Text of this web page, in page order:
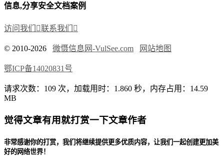
信息,分享安全文档案例
访问我们 联系我们 
© 2010-2026 微慑信息网-VulSee.com 网站地图
鄂ICP备14020831号
请求次数：109 次，加载用时：1.860 秒，内存占用：14.59
MB
觉得文章有用就打赏一下文章作者
非常感谢你的打赏，我们将继续提供更多优质内容，让我们一起创建更加美
好的网络世界！